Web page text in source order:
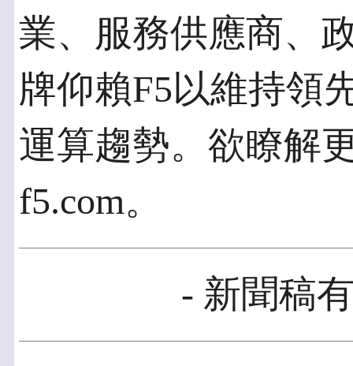
業、服務供應商、
牌仰賴F5以維持領
運算趨勢。欲瞭解
f5.com。
- 新聞稿